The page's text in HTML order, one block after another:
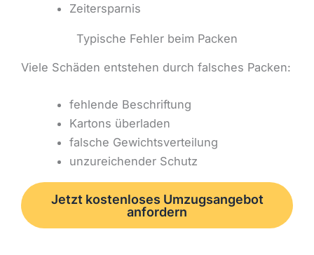
Zeitersparnis
Typische Fehler beim Packen
Viele Schäden entstehen durch falsches Packen:
fehlende Beschriftung
Kartons überladen
falsche Gewichtsverteilung
unzureichender Schutz
Jetzt kostenloses Umzugsangebot
anfordern